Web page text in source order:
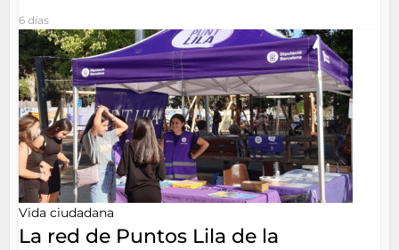
6 días
Vida ciudadana
La red de Puntos Lila de la